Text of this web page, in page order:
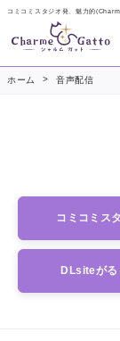
コミコミスタジオ発、魅力的
ホーム > 音声配信
コミコミス
DLsiteがる